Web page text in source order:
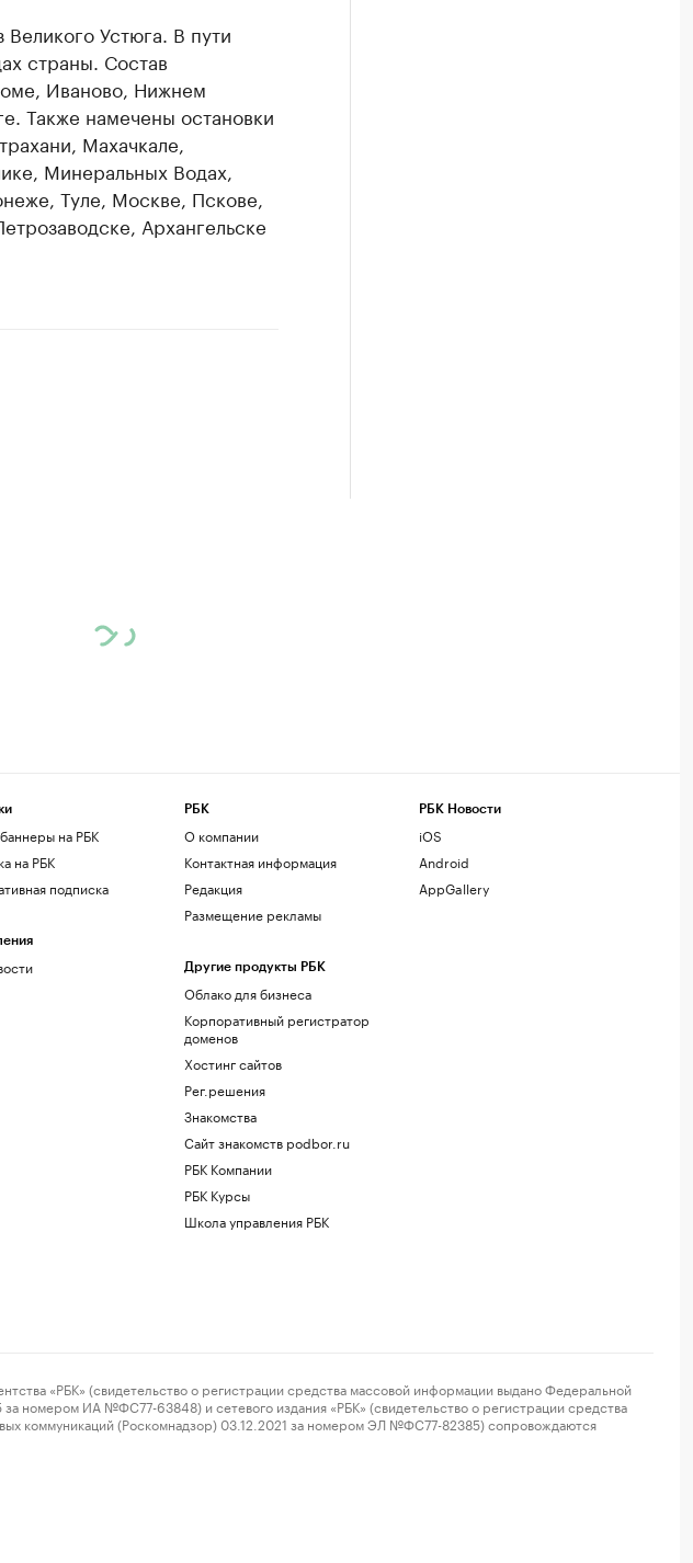
Устюга. В пути
страны. Состав
Иваново, Нижнем
Также намечены остановки
Махачкале,
Минеральных Водах,
Туле, Москве, Пскове,
Архангельске
на РБК
на РБК
подписка
РБК
О компании
Контактная информация
Редакция
Размещение рекламы
Другие продукты РБК
Облако для бизнеса
Корпоративный регистратор
доменов
Хостинг сайтов
Рег.решения
Знакомства
Сайт знакомств podbor.ru
РБК Компании
РБК Курсы
Школа управления РБК
РБК Новости
iOS
Android
AppGallery
«РБК» (свидетельство о регистрации средства массовой информации выдано Федеральной
номером ИА №ФС77-63848) и сетевого издания «РБК» (свидетельство о регистрации средства
коммуникаций (Роскомнадзор) 03.12.2021 за номером ЭЛ №ФС77-82385) сопровождаются